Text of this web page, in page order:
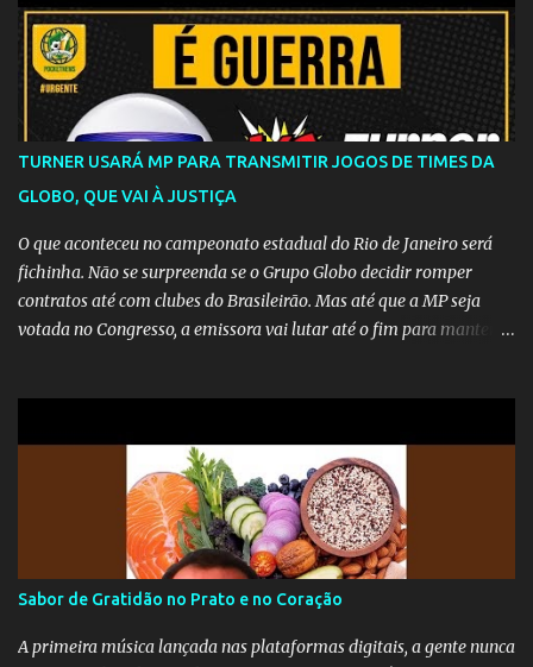
TURNER USARÁ MP PARA TRANSMITIR JOGOS DE TIMES DA
GLOBO, QUE VAI À JUSTIÇA
O que aconteceu no campeonato estadual do Rio de Janeiro será
fichinha. Não se surpreenda se o Grupo Globo decidir romper
contratos até com clubes do Brasileirão. Mas até que a MP seja
votada no Congresso, a emissora vai lutar até o fim para manter o
Sabor de Gratidão no Prato e no Coração
A primeira música lançada nas plataformas digitais, a gente nunca